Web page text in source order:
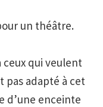
un théâtre.
ceux qui veulent
pas adapté à cet
d’une enceinte